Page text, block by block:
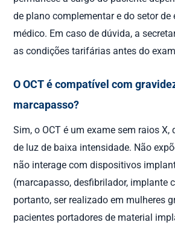
de plano complementar e do setor de
médico. Em caso de dúvida, a
as condições tarifárias antes do
O OCT é compatível com
marcapasso?
Sim, o OCT é um exame sem raios
de luz de baixa intensidade. Não
não interage com dispositivos
(marcapasso, desfibrilador, implante
portanto, ser realizado em mulheres
pacientes portadores de material